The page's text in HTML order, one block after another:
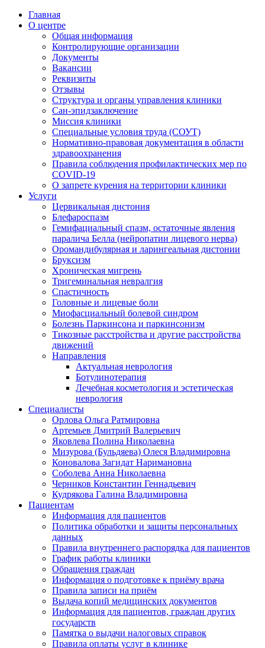
Главная
О центре
Общая информация
Контролирующие организации
Документы
Вакансии
Реквизиты
Отзывы
Структура и органы управления клиники
Сан-эпидзаключение
Миссия клиники
Специальные условия труда (СОУТ)
Нормативно-правовая документация в области
здравоохранения
Правила соблюдения профилактических мер по
COVID-19
О запрете курения на территории клиники
Услуги
Цервикальная дистония
Блефароспазм
Гемифациальный спазм, остаточные явления
паралича Белла (нейропатии лицевого нерва)
Оромандибулярная и ларингеальная дистонии
Бруксизм
Хроническая мигрень
Тригеминальная невралгия
Спастичность
Головные и лицевые боли
Миофасциальный болевой синдром
Болезнь Паркинсона и паркинсонизм
Тикозные расстройства и другие расстройства
движений
Направления
Актуальная неврология
Ботулинотерапия
Лечебная косметология и эстетическая
неврология
Специалисты
Орлова Ольга Ратмировна
Артемьев Дмитрий Валерьевич
Яковлева Полина Николаевна
Мизурова (Бульдяева) Олеся Владимировна
Коновалова Загидат Наримановна
Соболева Анна Николаевна
Черников Константин Геннадьевич
Кудрякова Галина Владимировна
Пациентам
Информация для пациентов
Политика обработки и защиты персональных
данных
Правила внутреннего распорядка для пациентов
График работы клиники
Обращения граждан
Информация о подготовке к приёму врача
Правила записи на приём
Выдача копий медицинских документов
Информация для пациентов, граждан других
государств
Памятка о выдачи налоговых справок
Правила оплаты услуг в клинике